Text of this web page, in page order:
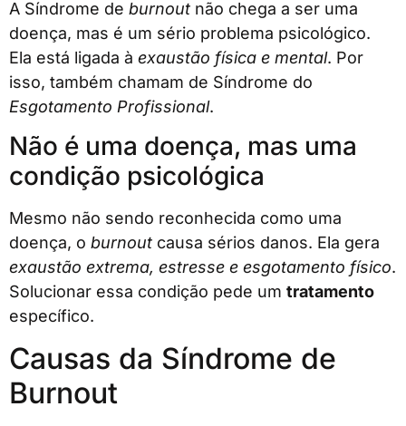
A Síndrome de burnout não chega a ser uma
doença, mas é um sério problema psicológico.
Ela está ligada à exaustão física e mental. Por
isso, também chamam de Síndrome do
Esgotamento Profissional.
Não é uma doença, mas uma
condição psicológica
Mesmo não sendo reconhecida como uma
doença, o burnout causa sérios danos. Ela gera
exaustão extrema, estresse e esgotamento físico.
Solucionar essa condição pede um tratamento
específico.
Causas da Síndrome de
Burnout